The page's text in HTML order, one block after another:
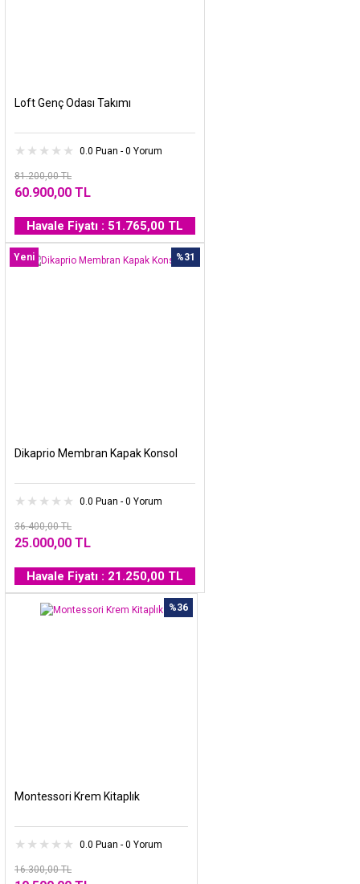
Loft Genç Odası Takımı
0.0 Puan - 0 Yorum
81.200,00 TL
60.900,00 TL
Havale Fiyatı : 51.765,00 TL
%31
Yeni
Dikaprio Membran Kapak Konsol
0.0 Puan - 0 Yorum
36.400,00 TL
25.000,00 TL
Havale Fiyatı : 21.250,00 TL
%36
Montessori Krem Kitaplık
0.0 Puan - 0 Yorum
16.300,00 TL